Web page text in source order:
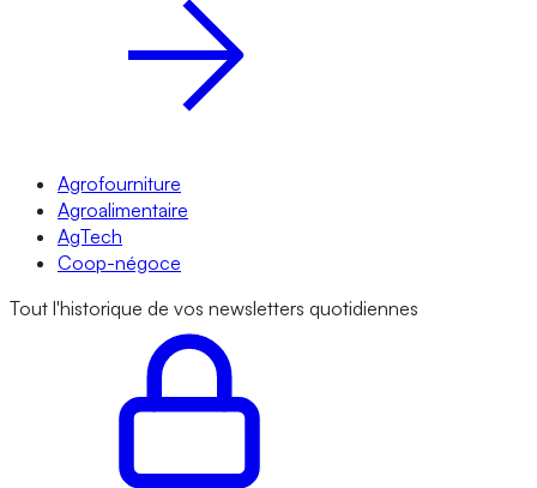
Agrofourniture
Agroalimentaire
AgTech
Coop-négoce
Tout l'historique de vos newsletters quotidiennes